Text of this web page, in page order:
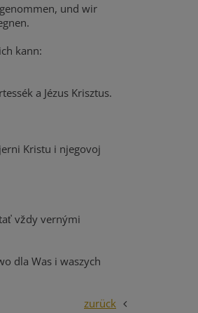
und wir
kann:
a Jézus Krisztus.
Kristu i njegovoj
vždy vernými
dla Was i waszych
zurück